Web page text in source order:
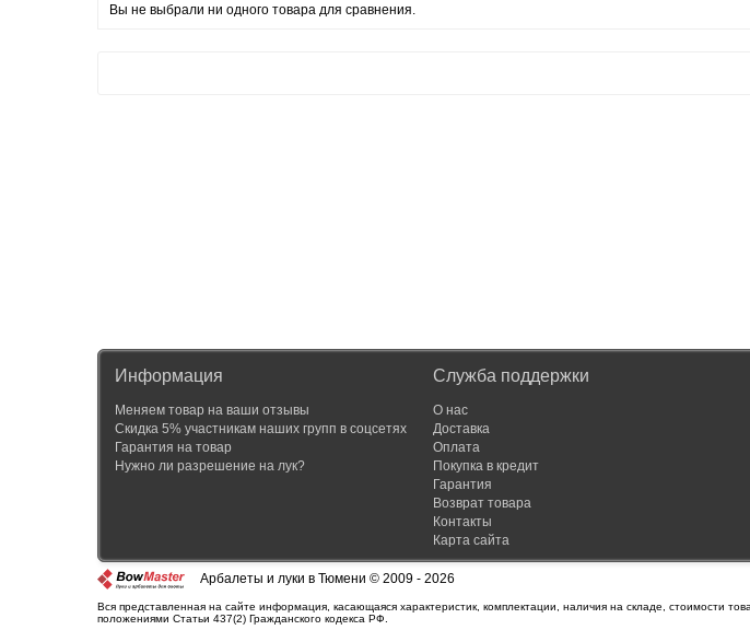
Вы не выбрали ни одного товара для сравнения.
Информация
Меняем товар на ваши отзывы
Скидка 5% участникам наших групп в соцсетях
Гарантия на товар
Нужно ли разрешение на лук?
Служба поддержки
О нас
Доставка
Оплата
Покупка в кредит
Гарантия
Возврат товара
Контакты
Карта сайта
Арбалеты и луки в Тюмени © 2009 - 2026
Вся представленная на сайте информация, касающаяся характеристик, комплектации, наличия на складе, стоимости
положениями Статьи 437(2) Гражданского кодекса РФ.